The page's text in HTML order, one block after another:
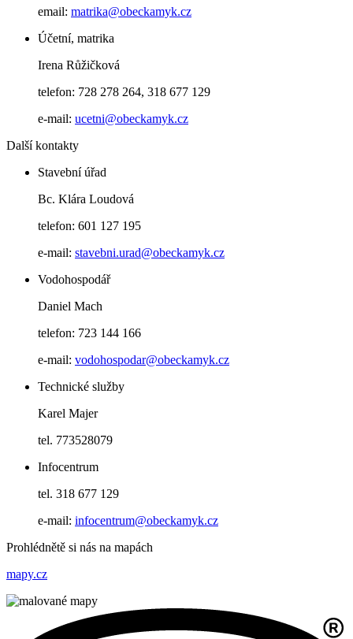
email: matrika@obeckamyk.cz
Účetní, matrika
Irena Růžičková
telefon: 728 278 264, 318 677 129
e-mail: ucetni@obeckamyk.cz
Další kontakty
Stavební úřad
Bc. Klára Loudová
telefon: 601 127 195
e-mail: stavebni.urad@obeckamyk.cz
Vodohospodář
Daniel Mach
telefon: 723 144 166
e-mail: vodohospodar@obeckamyk.cz
Technické služby
Karel Majer
tel. 773528079
Infocentrum
tel. 318 677 129
e-mail: infocentrum@obeckamyk.cz
Prohlédnětě si nás na mapách
mapy.cz